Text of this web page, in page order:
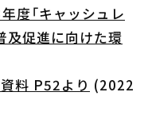
度「キャッシュレ
及促進に向けた環
料 P52より (2022